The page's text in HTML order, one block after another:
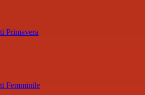
Primavera
Femminile